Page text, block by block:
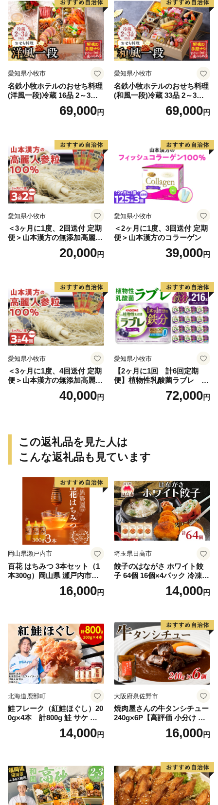
お取り寄せグルメ 時短飯 愛
知県 小牧市 送料無料
愛知県小牧市
名鉄小牧ホテルのおせち料理
(洋風一段)冷蔵 16品 2～3人
前 2027年【数量限定 お申込
期限12/15】 解凍不要 ホテル
人気 新春 迎春おせち 定番お
せち 本格おせち 洋風おせち
縁起物おせち 12月31日 お届
け お正月 お取り寄せ
69,000円
愛知県小牧市
名鉄小牧ホテルのおせち料理
(和風一段)冷蔵 33品 2～3人
前 2027年【数量限定 お申込
期限12/15】 解凍不要 ホテル
人気 新春 迎春おせち 定番お
せち 本格おせち 和風おせち
縁起物おせち 12月31日 お届
け お正月 お取り寄せ
69,000円
愛知県小牧市
＜3ヶ月に1度、2回送付 定期
便＞山本漢方の無添加高麗人
20,000円
愛知県小牧市
＜2ヶ月に1度、3回送付 定期
便＞山本漢方のコラーゲン
39,000円
愛知県小牧市
＜3ヶ月に1度、4回送付 定期
便＞山本漢方の無添加高麗人
40,000円
愛知県小牧市
【2ヶ月に1回 計6回定期
便】植物性乳酸菌ラブレ 鉄
分36本（計216本） [052S07-
72,000円
この返礼品を見た人は
こんな返礼品も見ています
岡山県瀬戸内市
百花 はちみつ 3本セット（1
本300g）岡山県 瀬戸内市産
石黒農園 ヨーグルト パン 砂
糖の代わり 香り高い いい香
16,000円
埼玉県日高市
餃子のはながさ ホワイト餃
子 64個 16個×4パック 冷凍
中華 点心 B級グルメ ご当地
野菜 おつまみ おかず 簡単調
ー ギフト お取り寄せ 日高市
14,000円
北海道鹿部町
鮭フレーク（紅鮭ほぐし）20
0g×4本 計800g 鮭 サケ 鮭
ほぐし サケフレーク シャケ
フレーク 鮭フレーク14,000円
大阪府泉佐野市
焼肉屋さんの牛タンシチュー
240g×6P【高評価 小分け 惣
菜 牛たん 一人暮らし 冷凍】
16,000円